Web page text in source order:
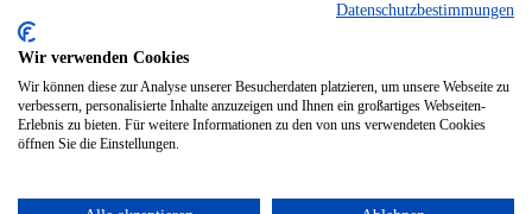
Kölner Landstr. 103a
Datenschutzbestimmungen
Wir verwenden Cookies
Wir können diese zur Analyse unserer Besucherdaten platzieren, um unsere Webseite zu
verbessern, personalisierte Inhalte anzuzeigen und Ihnen ein großartiges Webseiten-
Erlebnis zu bieten. Für weitere Informationen zu den von uns verwendeten Cookies
öffnen Sie die Einstellungen.